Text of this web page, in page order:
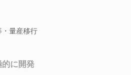
量産移行
的に開発